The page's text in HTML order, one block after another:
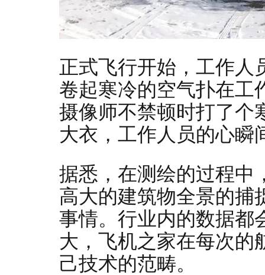
正式飞行开始，工作人
卷起寒冷的空气扑在工
摄像师不禁顿时打了个
大衣，工作人员的心瞬
据悉，在测绘的过程中
高大的建筑物全景的捕
事情。行业内的数据都
大，飞机之家在每次的
己技术的范畴。